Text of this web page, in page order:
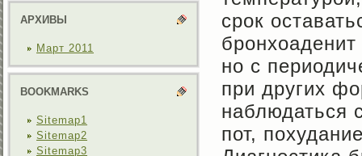
АРХИВЫ
Март 2011
BOOKMARKS
Sitemap1
Sitemap2
Sitemap3
срок
но с
при других
наблюдаться
пот,